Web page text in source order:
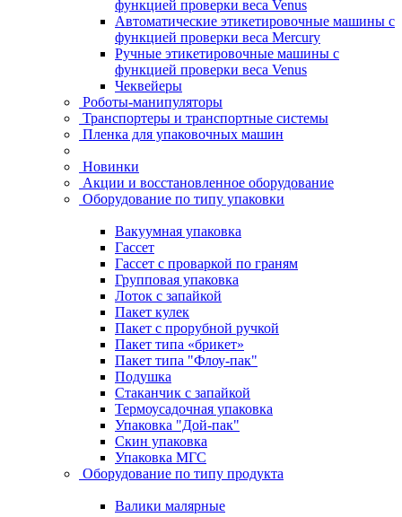
функцией проверки веса Venus
Автоматические этикетировочные машины с
функцией проверки веса Mercury
Ручные этикетировочные машины с
функцией проверки веса Venus
Чеквейеры
Роботы-манипуляторы
Транспортеры и транспортные системы
Пленка для упаковочных машин
Новинки
Акции и восстановленное оборудование
Оборудование по типу упаковки
Вакуумная упаковка
Гассет
Гассет с проваркой по граням
Групповая упаковка
Лоток с запайкой
Пакет кулек
Пакет с прорубной ручкой
Пакет типа «брикет»
Пакет типа "Флоу-пак"
Подушка
Стаканчик с запайкой
Термоусадочная упаковка
Упаковка "Дой-пак"
Скин упаковка
Упаковка МГС
Оборудование по типу продукта
Валики малярные